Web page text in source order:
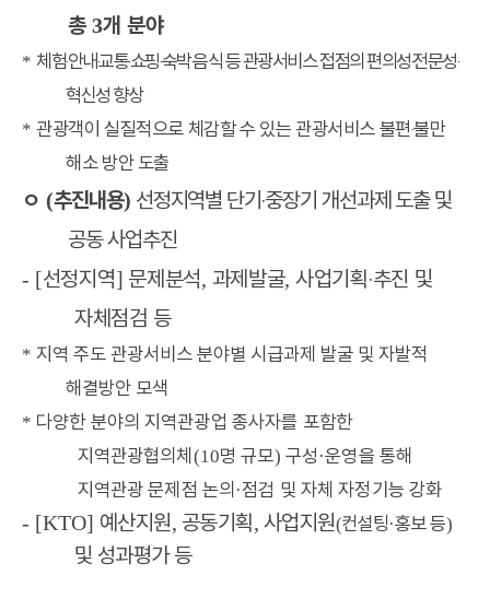
총3개 분야
* 체험‧안내‧교통‧쇼핑‧숙박‧음식 등 관광서비스 접점의 편의성‧전문성‧
혁신성 향상
* 관광객이 실질적으로 체감할 수 있는 관광서비스 불편‧불만
해소 방안 도출
ㅇ (추진내용) 선정지역별 단기 ‧중장기 개선과제 도출 및
공동 사업추진
- [선정지역] 문제분석, 과제발굴, 사업기획‧추진 및
자체점검 등
* 지역 주도 관광서비스 분야별 시급과제 발굴 및 자발적
해결방안 모색
* 다양한 분야의 지역관광업 종사자를 포함한
지역관광협의체 (10명 규모) 구성 ·운영을 통해
지역관광 문제점 논의 ·점검 및 자체 자정기능 강화
- [KTO] 예산지원, 공동기획, 사업지원(컨설팅·홍보 등)
및 성과평가 등